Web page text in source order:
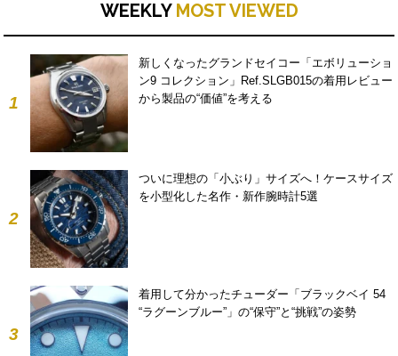
WEEKLY MOST VIEWED
1
新しくなったグランドセイコー「エボリューショ
ン9 コレクション」Ref.SLGB015の着用レビュー
から製品の“価値”を考える
2
ついに理想の「小ぶり」サイズへ！ケースサイズ
を小型化した名作・新作腕時計5選
3
着用して分かったチューダー「ブラックベイ 54
“ラグーンブルー”」の“保守”と“挑戦”の姿勢